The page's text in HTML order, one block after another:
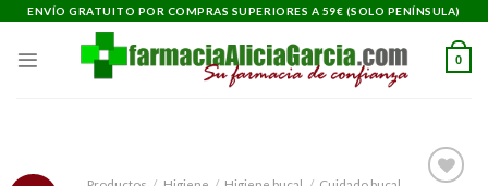
Saltar
contenido
ENVÍO GRATUITO POR COMPRAS SUPERIORES A 59€ (SOLO PENÍNSULA)
0